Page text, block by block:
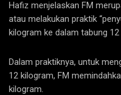
Hafiz menjelaskan FM
atau melakukan praktik
kilogram ke dalam tabung
Dalam praktiknya, untuk
12 kilogram, FM
kilogram.